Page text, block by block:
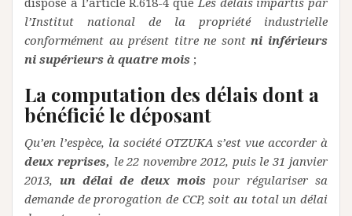
l’Institut national de la propriété industrielle
conformément au présent titre ne sont ni inférieurs
ni supérieurs à quatre mois ;
La computation des délais dont a
bénéficié le déposant
Qu’en l’espèce, la société OTZUKA s’est vue accorder à
deux reprises, le 22 novembre 2012, puis le 31 janvier
2013, un délai de deux mois pour régulariser sa
demande de prorogation de CCP, soit au total un délai